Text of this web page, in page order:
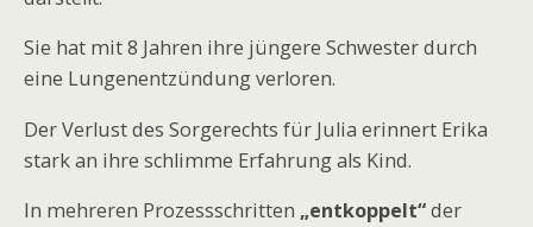
Sie hat mit 8 Jahren ihre jüngere Schwester durch
eine Lungenentzündung verloren.
Der Verlust des Sorgerechts für Julia erinnert Erika
stark an ihre schlimme Erfahrung als Kind.
In mehreren Prozessschritten „entkoppelt“der